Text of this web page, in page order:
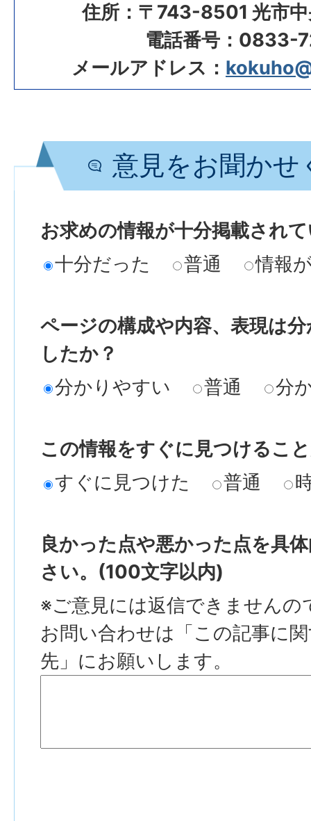
住所：〒743-8501 光市中
電話番号：0833-
メールアドレス：
意見をお聞かせ
お求めの情報が十分掲載され
十分だった
普通 情報
ページの構成や内容、表現は
したか？
分かりやすい
普通 分
この情報をすぐに見つけるこ
すぐに見つけた
普通
良かった点や悪かった点を具
さい。(100文字以内)
※ご意見には返信できませんの
お問い合わせは「この記事に
先」にお願いします。